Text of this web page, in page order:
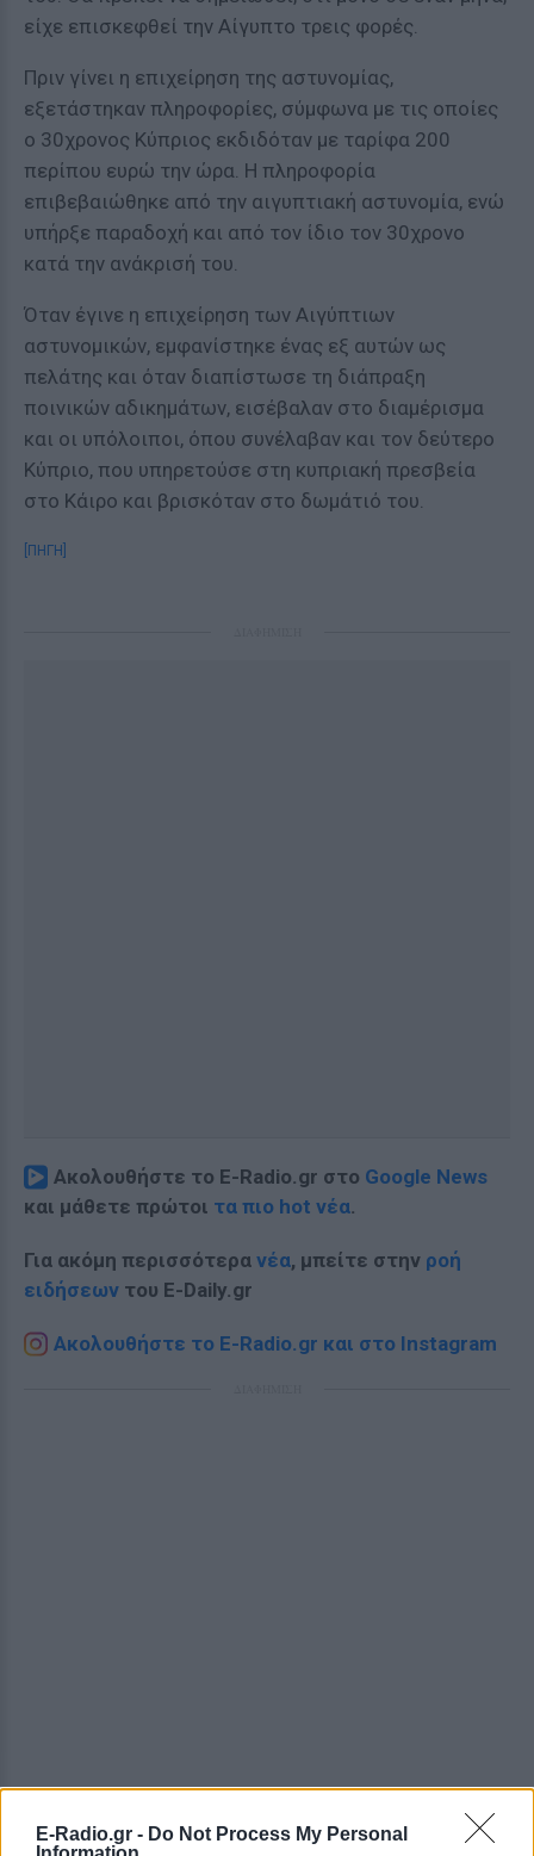
E-Radio.gr - Do Not Process My Personal
είχε επισκεφθεί την Αίγυπτο τρεις φορές.
Πριν γίνει η επιχείρηση της αστυνομίας,
εξετάστηκαν πληροφορίες, σύμφωνα με τις οποίες
ο 30χρονος Κύπριος εκδιδόταν με ταρίφα 200
περίπου ευρώ την ώρα. Η πληροφορία
επιβεβαιώθηκε από την αιγυπτιακή αστυνομία, ενώ
υπήρξε παραδοχή και από τον ίδιο τον 30χρονο
κατά την ανάκρισή του.
Όταν έγινε η επιχείρηση των Αιγύπτιων
αστυνομικών, εμφανίστηκε ένας εξ αυτών ως
πελάτης και όταν διαπίστωσε τη διάπραξη
ποινικών αδικημάτων, εισέβαλαν στο διαμέρισμα
και οι υπόλοιποι, όπου συνέλαβαν και τον δεύτερο
Κύπριο, που υπηρετούσε στη κυπριακή πρεσβεία
στο Κάιρο και βρισκόταν στο δωμάτιό του.
[ΠΗΓΗ]
Ακολουθήστε το E-Radio.gr στο Google News
και μάθετε πρώτοι τα πιο hot νέα.
Για ακόμη περισσότερα νέα, μπείτε στην ροή
ειδήσεων του E-Daily.gr
Ακολουθήστε το E-Radio.gr και στο Instagram